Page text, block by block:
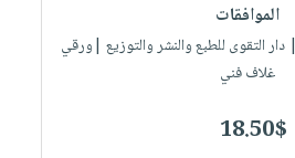
الموافقات
| دار التقوى للطبع والنشر والتوزيع |ورقي
غلاف فني
18.50$